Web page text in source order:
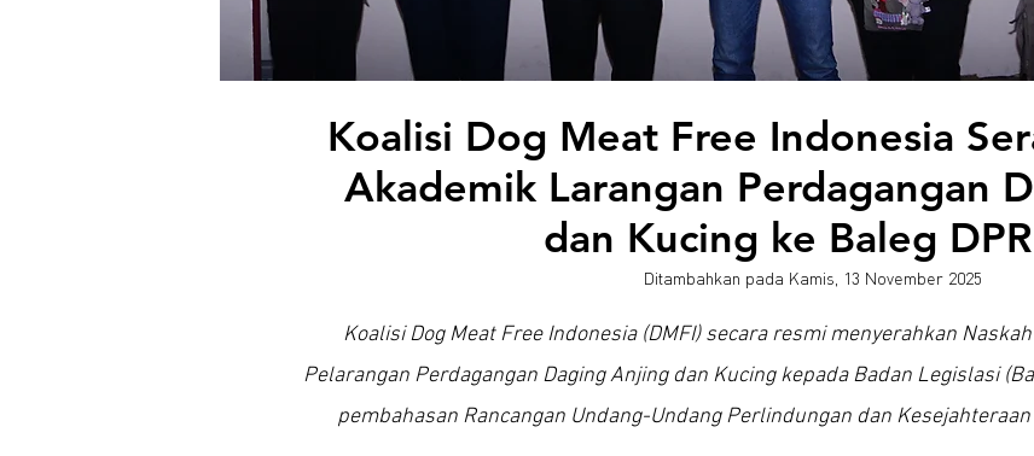
Koalisi Dog Meat Free Indonesia
Akademik Larangan Perdagangan
dan Kucing ke Baleg
Ditambahkan pada Kamis, 13 November 2025
Koalisi Dog Meat Free Indonesia (DMFI) secara resmi menyerahkan
Pelarangan Perdagangan Daging Anjing dan Kucing kepada Badan Legislasi
pembahasan Rancangan Undang-Undang Perlindungan dan